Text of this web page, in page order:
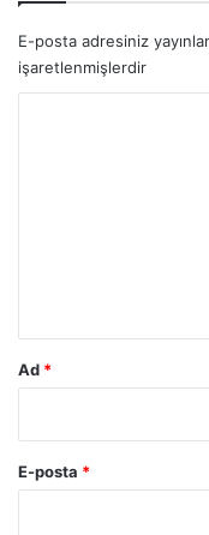
E-posta adresiniz
işaretlenmişlerdir
Ad *
E-posta *